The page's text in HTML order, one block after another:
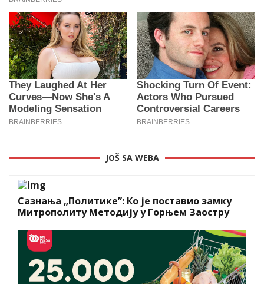
JOŠ SA WEBA
Сазнања „Политике”: Ко је поставио замку
Митрополиту Методију у Горњем Заостру